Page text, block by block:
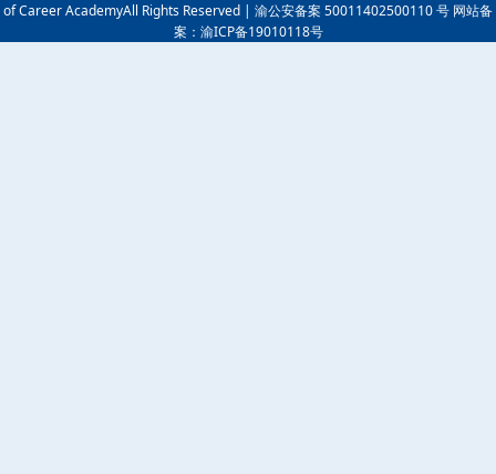
of Career AcademyAll Rights Reserved | 渝公安备案 50011402500110 号 网站备
案：渝ICP备19010118号